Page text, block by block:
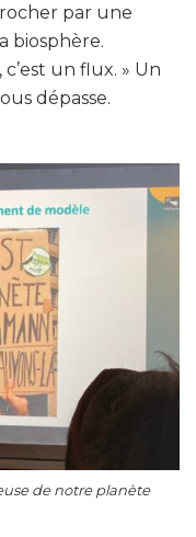
par une
biosphère.
un flux. » Un
dépasse.
de notre planète